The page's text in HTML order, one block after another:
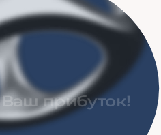
Ваш прибуток!